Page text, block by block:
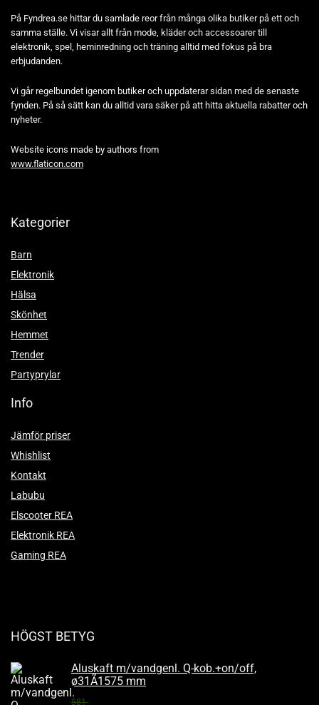
På Fyndrea.se hittar du samlade reor från många olika butiker på ett och
samma ställe. Vi visar allt från mode, kläder och accessoarer till
elektronik, spel, heminredning och träning alltid med fokus på bra
erbjudanden.
Vi går regelbundet igenom butiker och uppdaterar sidan med de senaste
fynden. På så sätt kan du alltid vara säker på att hitta aktuella rabatter och
nyheter.
Website icons made by authors from
www.flaticon.com
Kategorier
Barn
Elektronik
Hälsa
Skönhet
Hemmet
Trender
Partyprylar
Info
Jämför priser
Whishlist
Kontakt
Labubu
Elscooter REA
Elektronik REA
Gaming REA
HÖGST BETYG
Aluskaft m/vandgenl. Q-kob.+on/off,
ø31Ã1575 mm
581